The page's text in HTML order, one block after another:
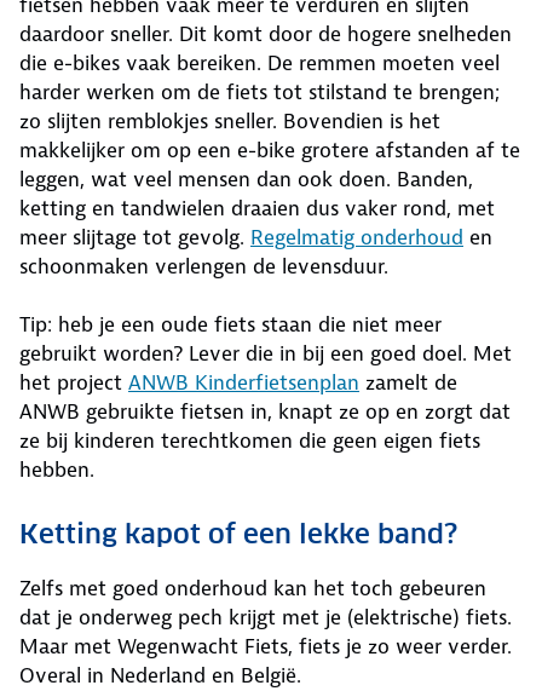
fietsen hebben vaak meer te verduren en slijten
daardoor sneller. Dit komt door de hogere snelheden
die e-bikes vaak bereiken. De remmen moeten veel
harder werken om de fiets tot stilstand te brengen;
zo slijten remblokjes sneller. Bovendien is het
makkelijker om op een e-bike grotere afstanden af te
leggen, wat veel mensen dan ook doen. Banden,
ketting en tandwielen draaien dus vaker rond, met
meer slijtage tot gevolg. Regelmatig onderhoud en
schoonmaken verlengen de levensduur.
Tip: heb je een oude fiets staan die niet meer
gebruikt worden? Lever die in bij een goed doel. Met
het project ANWB Kinderfietsenplan zamelt de
ANWB gebruikte fietsen in, knapt ze op en zorgt dat
ze bij kinderen terechtkomen die geen eigen fiets
hebben.
Ketting kapot of een lekke band?
Zelfs met goed onderhoud kan het toch gebeuren
dat je onderweg pech krijgt met je (elektrische) fiets.
Maar met Wegenwacht Fiets, fiets je zo weer verder.
Overal in Nederland en België.